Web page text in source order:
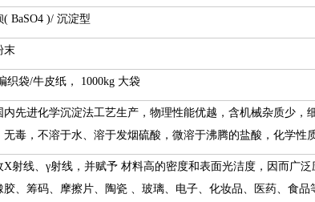
( BaSO4 )/ 沉淀型
末
织袋/牛皮纸， 1000kg 大袋
内先进化学沉淀法工艺生产，物理性能优越，含机械杂质少，
无毒，不溶于水、溶于发烟硫酸，微溶于沸腾的盐酸，化学性
X射线、γ射线，并赋予 材料高的密度和表面光洁度，因而广
胶、筹码、摩擦片、陶瓷 、玻璃、电子、化妆品、医药、食品